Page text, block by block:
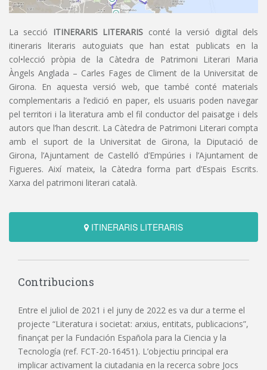
La secció ITINERARIS LITERARIS conté la versió digital dels
itineraris literaris autoguiats que han estat publicats en la
col•lecció pròpia de la Càtedra de Patrimoni Literari Maria
Àngels Anglada – Carles Fages de Climent de la Universitat de
Girona. En aquesta versió web, que també conté materials
complementaris a l’edició en paper, els usuaris poden navegar
pel territori i la literatura amb el fil conductor del paisatge i dels
autors que l’han descrit. La Càtedra de Patrimoni Literari compta
amb el suport de la Universitat de Girona, la Diputació de
Girona, l’Ajuntament de Castelló d’Empúries i l’Ajuntament de
Figueres. Així mateix, la Càtedra forma part d’Espais Escrits.
Xarxa del patrimoni literari català.
ITINERARIS LITERARIS
Contribucions
Entre el juliol de 2021 i el juny de 2022 es va dur a terme el
projecte “Literatura i societat: arxius, entitats, publicacions”,
finançat per la Fundación Española para la Ciencia y la
Tecnología (ref. FCT-20-16451). L’objectiu principal era
implicar activament la ciutadania en la recerca sobre Jocs